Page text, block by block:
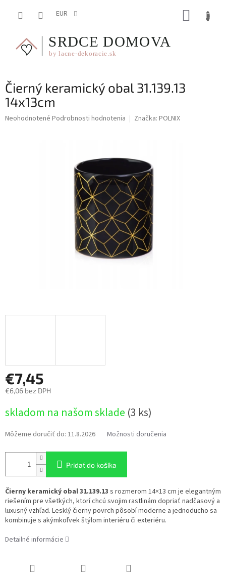
EUR
Čierný keramický obal 31.139.13
14x13cm
Priemerné
Neohodnotené Podrobnosti hodnotenia Značka: POLNIX
€7,45
€6,06 bez DPH
cena:
skladom na našom sklade (3 ks)
Môžeme doručiť do: 11.8.2026 Možnosti doručenia
Pridať do košíka
Čierny keramický obal 31.139.13 s rozmerom 14×13 cm je elegantným
riešením pre všetkých, ktorí chcú svojim rastlinám dopriať nadčasový a
luxusný vzhľad. Lesklý čierny povrch pôsobí moderne a jednoducho sa
kombinuje s akýmkoľvek štýlom interiéru či exteriéru.
Detailné informácie